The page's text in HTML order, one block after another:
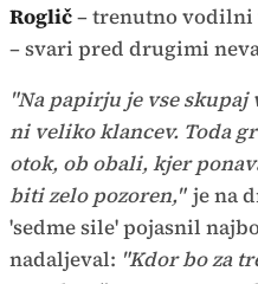
Roglič– trenutno vodilni
– svari pred drugimi
"Na papirju je vse
ni veliko klancev. Toda
otok, ob obali, kjer
biti zelo pozoren," je na
'sedme sile' pojasnil
nadaljeval: "Kdor bo za